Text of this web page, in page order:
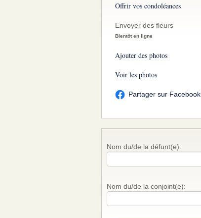
Offrir vos condoléances
Envoyer des fleurs
Bientôt en ligne
Ajouter des photos
Voir les photos
Partager sur Facebook
Nom du/de la défunt(e):
Nom du/de la conjoint(e):